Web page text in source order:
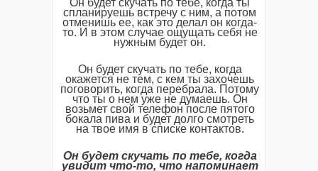
Он будет скучать по тебе, когда ты
спланируешь встречу с ним, а потом
отменишь ее, как это делал он когда-
то. И в этом случае ощущать себя не
нужным будет он.
Он будет скучать по тебе, когда
окажется не тем, с кем ты захочешь
поговорить, когда перебрала. Потому
что ты о нем уже не думаешь. Он
возьмет свой телефон после пятого
бокала пива и будет долго смотреть
на твое имя в списке контактов.
Он будет скучать по тебе, когда
увидит что-то, что напоминает